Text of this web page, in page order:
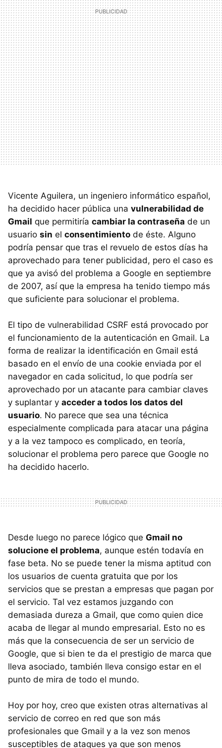
Vicente Aguilera, un ingeniero informático español,
ha decidido hacer pública una vulnerabilidad de
Gmail que permitiría cambiar la contraseña de un
usuario sin el consentimiento de éste. Alguno
podría pensar que tras el revuelo de estos días ha
aprovechado para tener publicidad, pero el caso es
que ya avisó del problema a Google en septiembre
de 2007, así que la empresa ha tenido tiempo más
que suficiente para solucionar el problema.
El tipo de vulnerabilidad CSRF está provocado por
el funcionamiento de la autenticación en Gmail. La
forma de realizar la identificación en Gmail está
basado en el envío de una cookie enviada por el
navegador en cada solicitud, lo que podría ser
aprovechado por un atacante para cambiar claves
y suplantar y acceder a todos los datos del
usuario. No parece que sea una técnica
especialmente complicada para atacar una página
y a la vez tampoco es complicado, en teoría,
solucionar el problema pero parece que Google no
ha decidido hacerlo.
Desde luego no parece lógico que Gmail no
solucione el problema, aunque estén todavía en
fase beta. No se puede tener la misma aptitud con
los usuarios de cuenta gratuita que por los
servicios que se prestan a empresas que pagan por
el servicio. Tal vez estamos juzgando con
demasiada dureza a Gmail, que como quien dice
acaba de llegar al mundo empresarial. Esto no es
más que la consecuencia de ser un servicio de
Google, que si bien te da el prestigio de marca que
lleva asociado, también lleva consigo estar en el
punto de mira de todo el mundo.
Hoy por hoy, creo que existen otras alternativas al
servicio de correo en red que son más
profesionales que Gmail y a la vez son menos
susceptibles de ataques ya que son menos